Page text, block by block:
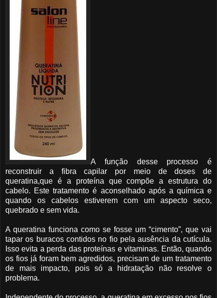
A função desse processo é
reconstruir a fibra capilar por meio de doses de
queratina,que é a proteína que compõe a estrutura do
cabelo. Este tratamento é aconselhado após a química e
quando os cabelos estiverem com um aspecto seco,
quebrado e sem vida.
A queratina funciona como se fosse um “cimento”, que vai
tapar os buracos contidos no fio pela ausência da cutícula.
Isso evita a perda das proteínas e vitaminas. Então, quando
os fios já foram bem agredidos, precisam de um tratamento
de mais impacto, pois só a hidratação não resolve o
problema.